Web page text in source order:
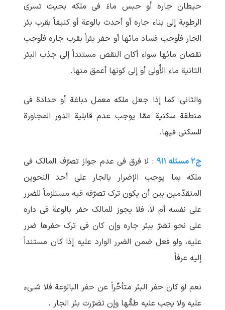
حیطان جاره أو حبس ماءً فی ملکه بحیث تسری
الرطوبة إلی بناء جاره أو أحدث بالوعة أو کنیفاً بقرب بئر
الجار فأوجب فساد مائها أو حفر بئراً بقرب جاره فأوجب
نقصان مائها سواء أکان النقص مستنداً إلی جذب البئر
الثانیة ماء الأُولی أو إلی کونها أعمق منها.
والثانی: کما إذا جعل ملکه معمل دباغة أو حدادة فی
منطقة سکنیة ممّا یوجب عدم قابلیة الدور المجاورة
للسکنی فیها.
ج۲ مسئله ۹۱۱
: لا فرق فی عدم جواز تصرّف المالک فی
ملکه بما یوجب الإضرار بالجار علی أحد النحوین
المتقدّمین بین أن یکون ترک تصرّفه فیه مستلزماً للضرر
علی نفسه أم لا، فلا یجوز للمالک حفر بالوعة فی داره
علی نحو تضرّ ببئر جاره وإن کان فی ترک حفرها ضرر
علیه، ولو فعل ضمن الضرر الوارد علیه إذا کان مستنداً
إلیه عرفاً.
نعم لو کان حفر البئر متأخّراً عن حفر البالوعة فلا شـیء
علیه ولا یجب علیه طمُّها وإن تضرّرت بئر الجار .